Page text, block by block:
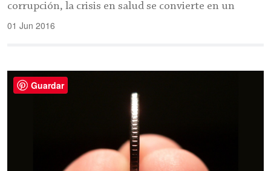
corrupción, la crisis en salud se convierte en un
01 Jun 2016
Guardar